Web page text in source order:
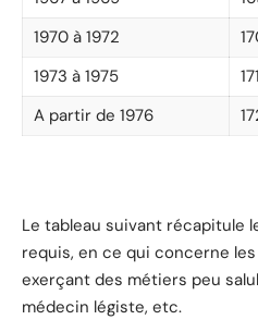
1970 à 1972
1973 à 1975
171
A partir de 1976
Le tableau suivant récapitule
requis, en ce qui concerne
exerçant des métiers peu
médecin légiste, etc.